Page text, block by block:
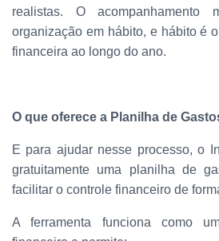
realistas. O acompanhamento
organização em hábito, e hábito é
financeira ao longo do ano.
O que oferece a Planilha de
E para ajudar nesse processo, o
gratuitamente uma planilha de
facilitar o controle financeiro de
A ferramenta funciona como